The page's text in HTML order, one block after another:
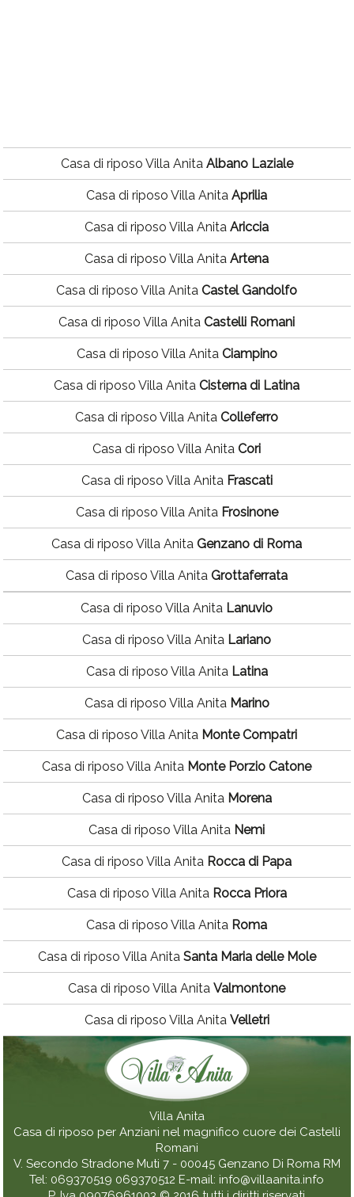
Casa di riposo Villa Anita Albano Laziale
Casa di riposo Villa AnitaAprilia
Casa di riposo Villa AnitaAriccia
Casa di riposo Villa AnitaArtena
Casa di riposo Villa AnitaCastel Gandolfo
Casa di riposo Villa AnitaCastelli Romani
Casa di riposo Villa Anita Ciampino
Casa di riposo Villa AnitaCisterna di Latina
Casa di riposo Villa AnitaColleferro
Casa di riposo Villa AnitaCori
Casa di riposo Villa Anita Frascati
Casa di riposo Villa Anita Frosinone
Casa di riposo Villa AnitaGenzano di Roma
Casa di riposo Villa AnitaGrottaferrata
Casa di riposo Villa Anita Lanuvio
Casa di riposo Villa Anita Lariano
Casa di riposo Villa Anita Latina
Casa di riposo Villa Anita Marino
Casa di riposo Villa Anita Monte Compatri
Casa di riposo Villa Anita Monte Porzio Catone
Casa di riposo Villa Anita Morena
Casa di riposo Villa Anita Nemi
Casa di riposo Villa Anita Rocca di Papa
Casa di riposo Villa Anita Rocca Priora
Casa di riposo Villa Anita Roma
Casa di riposo Villa Anita Santa Maria delle Mole
Casa di riposo Villa AnitaValmontone
Casa di riposo Villa Anita Velletri
Villa Anita
Casa di riposo per Anziani nel magnifico cuore dei Castelli
Romani
V. Secondo Stradone Muti 7 - 00045 Genzano Di Roma RM
Tel: 069370519 069370512 E-mail: info@villaanita.info